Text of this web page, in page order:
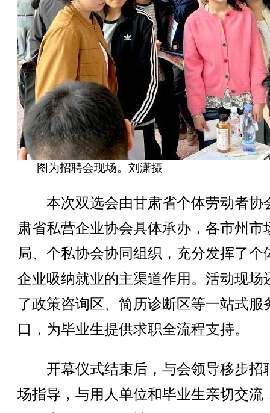
图为招聘会现场。刘潇摄
本次双选会由甘肃省个体劳动者协
肃省私营企业协会具体承办，各市州市
局、个私协会协同组织，充分发挥了个
企业吸纳就业的主渠道作用。活动现场
了政策咨询区、简历诊断区等一站式服
口，为毕业生提供求职全流程支持。
开幕仪式结束后，与会领导移步招
场指导，与用人单位和毕业生亲切交流